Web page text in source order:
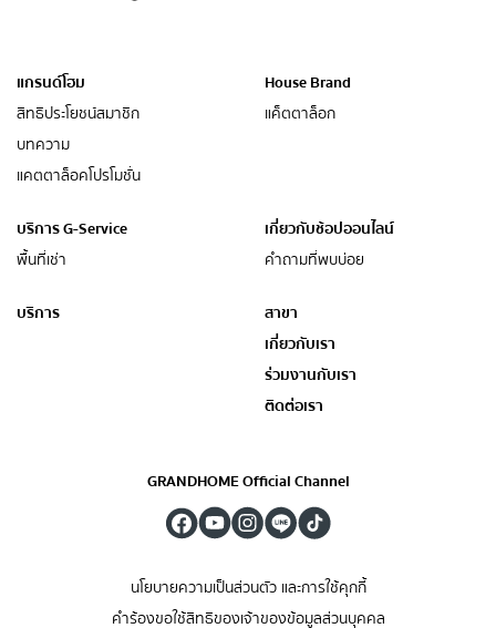
แกรนด์โฮม
สิทธิประโยชน์สมาชิก
บทความ
แคตตาล็อคโปรโมชั่น
House Brand
แค็ตตาล็อก
บริการ G-Service
พื้นที่เช่า
เกี่ยวกับช้อปออนไลน์
คำถามที่พบบ่อย
บริการ
สาขา
เกี่ยวกับเรา
ร่วมงานกับเรา
ติดต่อเรา
GRANDHOME Official Channel
นโยบายความเป็นส่วนตัว และการใช้คุกกี้
คำร้องขอใช้สิทธิของเจ้าของข้อมูลส่วนบุคคล